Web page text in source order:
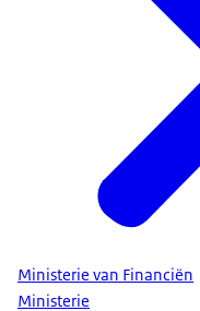
Ministerie van Financiën
Ministerie